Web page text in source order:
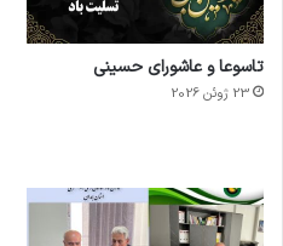
تاسوعا و عاشورای حسینی
23 ژوئن 2026